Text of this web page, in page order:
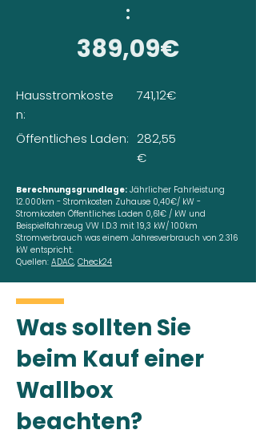
:
389,09€
Hausstromkoste
n:
Öffentliches Laden:
741,12€
282,55
€
Berechnungsgrundlage: Jährlicher Fahrleistung
12.000km - Stromkosten Zuhause 0,40€/ kW -
Stromkosten Öffentliches Laden 0,61€ / kW und
Beispielfahrzeug VW I.D.3 mit 19,3 kW/ 100km
Stromverbrauch was einem Jahresverbrauch von 2.316
kW entspricht.
Quellen: ADAC, Check24
Was sollten Sie
beim Kauf einer
Wallbox
beachten?